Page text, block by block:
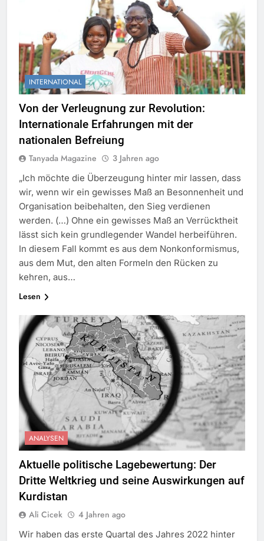
INTERNATIONAL
Von der Verleugnung zur Revolution:
Internationale Erfahrungen mit der
nationalen Befreiung
Tanyada Magazine 3 Jahren ago
„Ich möchte die Überzeugung hinter mir lassen, dass
wir, wenn wir ein gewisses Maß an Besonnenheit und
Organisation beibehalten, den Sieg verdienen
werden. (…) Ohne ein gewisses Maß an Verrücktheit
lässt sich kein grundlegender Wandel herbeiführen.
In diesem Fall kommt es aus dem Nonkonformismus,
aus dem Mut, den alten Formeln den Rücken zu
kehren, aus…
Lesen
ANALYSEN
Aktuelle politische Lagebewertung: Der
Dritte Weltkrieg und seine Auswirkungen auf
Kurdistan
Ali Cicek 4 Jahren ago
Wir haben das erste Quartal des Jahres 2022 hinter